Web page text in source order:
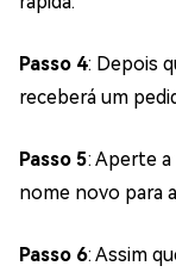
Passo 4: Depois
receberá um
Passo 5: Aperte
nome novo para
Passo 6: Assim